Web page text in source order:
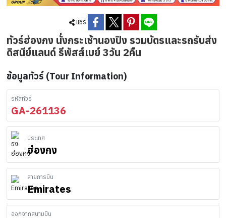
แชร์
ทัวร์ฮ่องกง นั่งกระเช้านองปิง รวมบัตรและรถรับส่ง
ดิสนีย์แลนด์ รีพัสส์เบย์ 3วัน 2คืน
ข้อมูลทัวร์ (Tour Information)
รหัสทัวร์
GA-261136
ประเทศ
ฮ่องกง
สายการบิน
Emirates
ออกจากสนามบิน